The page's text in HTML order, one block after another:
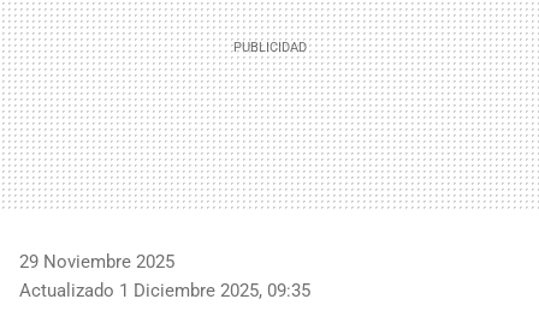
29 Noviembre 2025
Actualizado 1 Diciembre 2025, 09:35